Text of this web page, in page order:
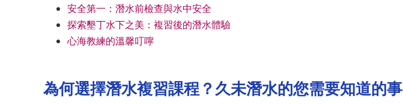
安全第一：潛水前檢查與水中安全
探索墾丁水下之美：複習後的潛水體驗
心海教練的溫馨叮嚀
為何選擇潛水複習課程？久未潛水的您需要知道的事